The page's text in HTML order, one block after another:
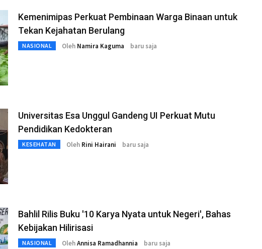
Kemenimipas Perkuat Pembinaan Warga Binaan untuk
Tekan Kejahatan Berulang
NASIONAL Oleh Namira Kaguma baru saja
Universitas Esa Unggul Gandeng UI Perkuat Mutu
Pendidikan Kedokteran
KESEHATAN Oleh Rini Hairani baru saja
Bahlil Rilis Buku '10 Karya Nyata untuk Negeri', Bahas
Kebijakan Hilirisasi
NASIONAL OlehAnnisa Ramadhannia baru saja